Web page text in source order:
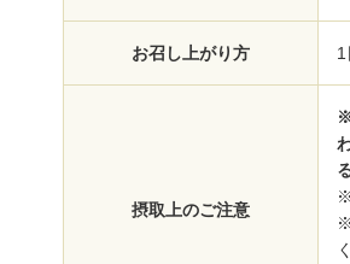
お召し上がり方
摂取上のご注意